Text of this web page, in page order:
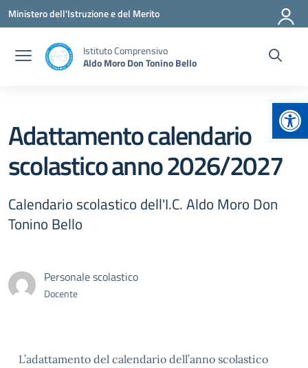
Vai ai contenuti
Vai al menu di navigazione
Vai al footer
Ministero dell'Istruzione e del Merito
Istituto Comprensivo
Aldo Moro Don Tonino Bello
Adattamento calendario
scolastico anno 2026/2027
Calendario scolastico dell'I.C. Aldo Moro Don
Tonino Bello
Personale scolastico
Docente
L’adattamento del calendario dell’anno scolastico